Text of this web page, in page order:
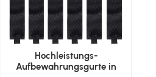
​Hochleistungs-
Aufbewahrungsgurte in